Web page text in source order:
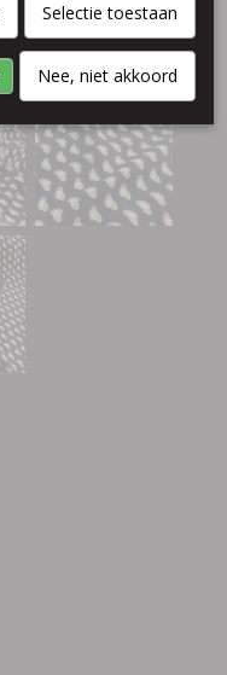
Selectie toestaan
Nee, niet akkoord